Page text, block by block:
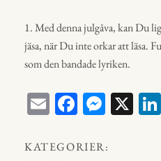
1. Med denna julgåva, kan Du
jäsa, när Du inte orkar att läsa.
som den bandade lyriken.
E
ail
Fa
bo
M
en
X
KATEGORIER: